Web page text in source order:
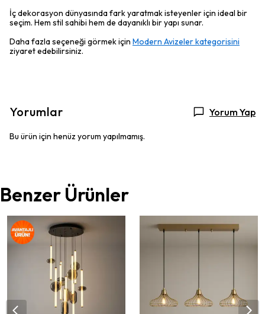
İç dekorasyon dünyasında fark yaratmak isteyenler için ideal bir
seçim. Hem stil sahibi hem de dayanıklı bir yapı sunar.
Daha fazla seçeneği görmek için Modern Avizeler kategorisini
ziyaret edebilirsiniz.
Yorumlar Yorum Yap
Bu ürün için henüz yorum yapılmamış.
Benzer Ürünler